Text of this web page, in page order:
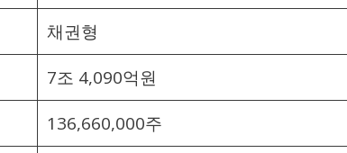
채권형
7조 4,090억원
136,660,000주